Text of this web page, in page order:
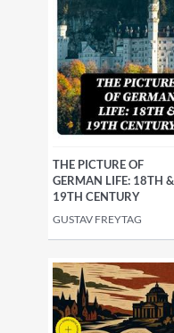
THE PICTURE OF
GERMAN LIFE: 18TH &
19TH CENTURY
GUSTAV FREYTAG